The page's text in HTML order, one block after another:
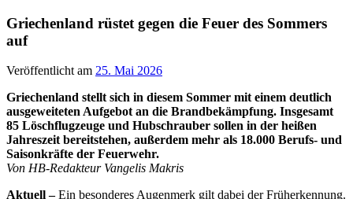
Griechenland rüstet gegen die Feuer des Sommers
auf
Veröffentlicht am 25. Mai 2026
Griechenland stellt sich in diesem Sommer mit einem deutlich
ausgeweiteten Aufgebot an die Brandbekämpfung. Insgesamt
85 Löschflugzeuge und Hubschrauber sollen in der heißen
Jahreszeit bereitstehen, außerdem mehr als 18.000 Berufs- und
Saisonkräfte der Feuerwehr.
Von HB-Redakteur Vangelis Makris
Aktuell –Ein besonderes Augenmerk gilt dabei der Früherkennung.